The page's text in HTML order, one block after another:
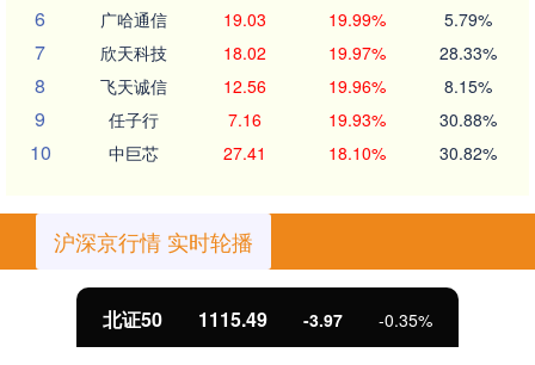
6 广哈通信 19.03 19.99% 5.79%
7 欣天科技 18.02 19.97% 28.33%
8 飞天诚信 12.56 19.96% 8.15%
9 任子行 7.16 19.93% 30.88%
10 中巨芯 27.41 18.10% 30.82%
沪深京行情 实时轮播
北证50 1115.49 -3.97 -0.35%